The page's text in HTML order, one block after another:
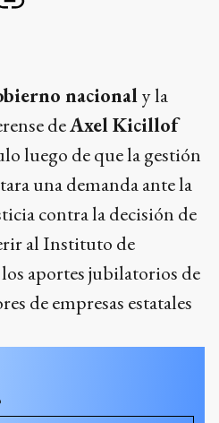
nacionaly la
deAxel Kicillof
luego de que la gestión
una demanda ante la
contra la decisión de
al Instituto de
aportes jubilatorios de
de empresas estatales